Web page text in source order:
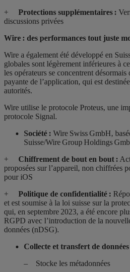
+ Protections supplémentaires :
discussions privées
Wire : des performances tout juste
Wire a également été développé en
globales sont légèrement inférieures à
les opérateurs se concentrent
payante de l’application, qui est
autorités.
Wire utilise le protocole Proteus, une
protocole Signal.
Société : Wire Swiss GmbH,
Suisse/Wire Group Holdings
+ Chiffrement de bout en bout :
proposées sur l’appareil, non chiffrées
pour iOS
+ Politique de confidentialité :
et est soumise à la loi suisse sur la
qui, en septembre 2023, a été encore
RGPD avec l’introduction de la
données (nDSG).
Collecte et transfert de données
– Stocke les métadonnées